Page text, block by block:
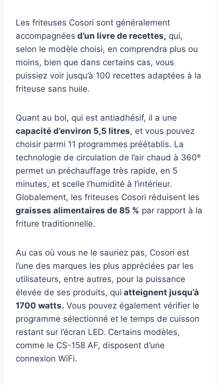
Les friteuses Cosori sont généralement
accompagnées d’un livre de recettes, qui,
selon le modèle choisi, en comprendra plus ou
moins, bien que dans certains cas, vous
puissiez voir jusqu’à 100 recettes adaptées à la
friteuse sans huile.
Quant au bol, qui est antiadhésif, il a une
capacité d’environ 5,5 litres, et vous pouvez
choisir parmi 11 programmes préétablis. La
technologie de circulation de l’air chaud à 360º
permet un préchauffage très rapide, en 5
minutes, et scelle l’humidité à l’intérieur.
Globalement, les friteuses Cosori réduisent les
graisses alimentaires de 85 % par rapport à la
friture traditionnelle.
Au cas où vous ne le sauriez pas, Cosori est
l’une des marques les plus appréciées par les
utilisateurs, entre autres, pour la puissance
élevée de ses produits, qui atteignent jusqu’à
1700 watts. Vous pouvez également vérifier le
programme sélectionné et le temps de cuisson
restant sur l’écran LED. Certains modèles,
comme le CS-158 AF, disposent d’une
connexion WiFi.